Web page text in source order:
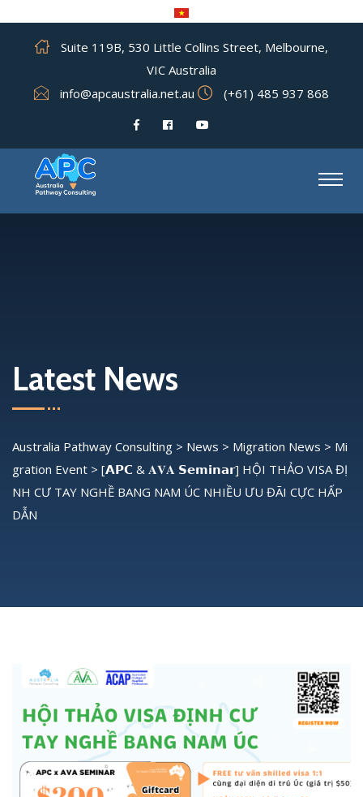
Suite 119B, 530 Little Collins Street, Melbourne,
VIC Australia
info@apcaustralia.net.au
(+61) 485 937 868
Latest News
Australia Pathway Consulting > News > Migration News > Mi
gration Event > [𝗔𝗣𝗖 & 𝐀𝐕𝐀 𝗦𝗲𝗺𝗶𝗻𝗮𝗿] HỘI THẢO VISA ĐỊ
NH CƯ TAY NGHỀ BANG NAM ÚC NHIỀU ƯU ĐÃI CỰC HẤP
DẪN